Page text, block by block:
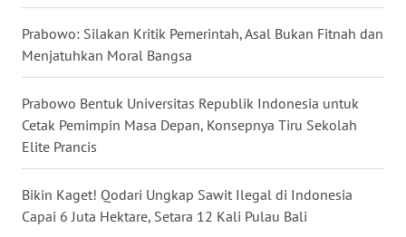
Prabowo: Silakan Kritik Pemerintah, Asal Bukan Fitnah dan
Menjatuhkan Moral Bangsa
Prabowo Bentuk Universitas Republik Indonesia untuk
Cetak Pemimpin Masa Depan, Konsepnya Tiru Sekolah
Elite Prancis
Bikin Kaget! Qodari Ungkap Sawit Ilegal di Indonesia
Capai 6 Juta Hektare, Setara 12 Kali Pulau Bali
KALSEL
KALTIM
WN
WN